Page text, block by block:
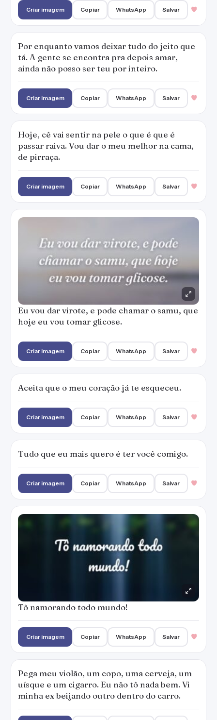
Criar imagem Copiar WhatsApp Salvar
Por enquanto vamos deixar tudo do jeito que
tá. A gente se encontra pra depois amar,
ainda não posso ser teu por inteiro.
Criar imagem Copiar WhatsApp Salvar
Hoje, cê vai sentir na pele o que é que é
passar raiva. Vou dar o meu melhor na cama,
de pirraça.
Criar imagem Copiar WhatsApp Salvar
Eu vou dar virote, e pode chamar o samu, que
hoje eu vou tomar glicose.
Criar imagem Copiar WhatsApp Salvar
Aceita que o meu coração já te esqueceu.
Criar imagem Copiar WhatsApp Salvar
Tudo que eu mais quero é ter você comigo.
Criar imagem Copiar WhatsApp Salvar
Tô namorando todo mundo!
Criar imagem Copiar WhatsApp Salvar
Pega meu violão, um copo, uma cerveja, um
uísque e um cigarro. Eu não tô nada bem. Vi
minha ex beijando outro dentro do carro.